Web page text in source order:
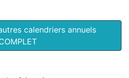
calendriers annuels